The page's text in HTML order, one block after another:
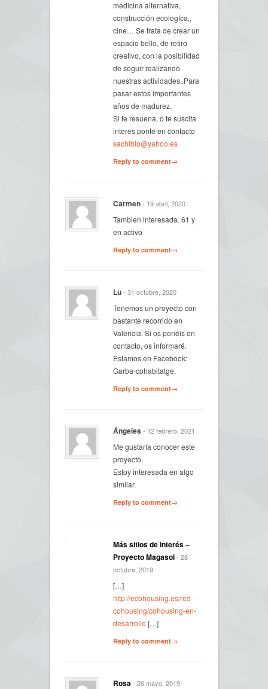
medicina alternativa,
construcción ecologíca,,
cine… Se trata de crear un
espacio bello, de retiro
creativo, con la posibilidad
de seguir realizando
nuestras actividades..Para
pasar estos importantes
años de madurez.
Si te resuena, o te suscita
interes ponte en contacto
sachibio@yahoo.es
Reply to comment→
Carmen- 19 abril, 2020
Tambien interesada. 61 y
en activo
Reply to comment→
Lu- 31 octubre, 2020
Tenemos un proyecto con
bastante recorrido en
Valencia. Si os ponéis en
contacto, os informaré.
Estamos en Facebook:
Garba-cohabitatge.
Reply to comment→
Ángeles - 12 febrero, 2021
Me gustaría conocer este
proyecto.
Estoy interesada en algo
similar.
Reply to comment→
Más sitios de interés –
Proyecto Magasol- 28
octubre, 2019
[…]
http://ecohousing.es/red-
cohousing/cohousing-en-
desarrollo […]
Reply to comment→
Rosa- 26 mayo, 2019